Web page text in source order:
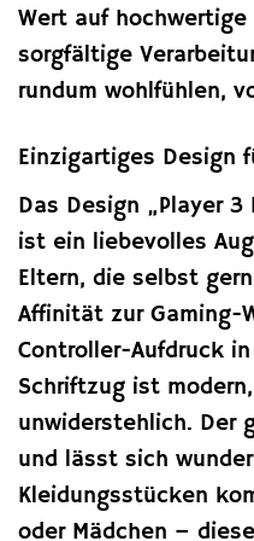
Wert auf
sorgfältige
rundum wohlfühlen,
Einzigartiges Design
Das Design „Player
ist ein liebevolles
Eltern, die selbst
Affinität zur Gaming-
Controller-Aufdruck
Schriftzug ist
unwiderstehlich. Der
und lässt sich
Kleidungsstücken
oder Mädchen –